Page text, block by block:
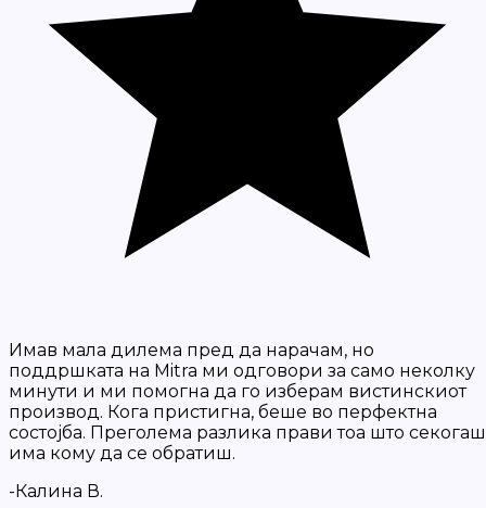
Имав мала дилема пред да нарачам, но
поддршката на Mitra ми одговори за само неколку
минути и ми помогна да го изберам вистинскиот
производ. Кога пристигна, беше во перфектна
состојба. Преголема разлика прави тоа што секогаш
има кому да се обратиш.
-Калина В.